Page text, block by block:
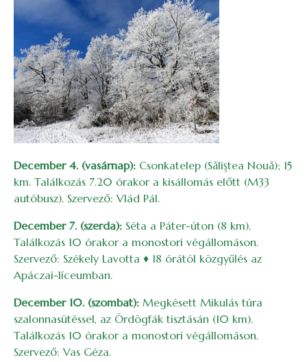
December 4. (vasárnap): Csonkatelep (Săliştea Nouă); 15
km. Találkozás 7.20 órakor a kisállomás előtt (M33
autóbusz). Szervező: Vlád Pál.
December 7. (szerda): Séta a Páter-úton (8 km).
Találkozás 10 órakor a monostori végállomáson.
Szervező: Székely Lavotta ♦ 18 órától közgyűlés az
Apáczai-líceumban.
December 10. (szombat): Megkésett Mikulás túra
szalonnasütéssel, az Ördögfák tisztásán (10 km).
Találkozás 10 órakor a monostori végállomáson.
Szervező: Vas Géza.